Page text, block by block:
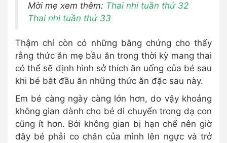
Mời mẹ xem thêm: Thai nhi tuần thứ 32
Thai nhi tuần thứ 33
Thậm chí còn có những bằng chứng cho thấy
rằng thức ăn mẹ bầu ăn trong thời kỳ mang thai
có thể sẽ định hình sở thích ăn uống của bé sau
khi bé bắt đầu ăn những thức ăn đặc sau này.
Em bé càng ngày càng lớn hơn, do vậy khoảng
không gian dành cho bé di chuyển trong dạ con
cũng ít hơn. Bởi không gian bị hạn chế nên giờ
đây bé phải co chân của mình lên ngực và trở